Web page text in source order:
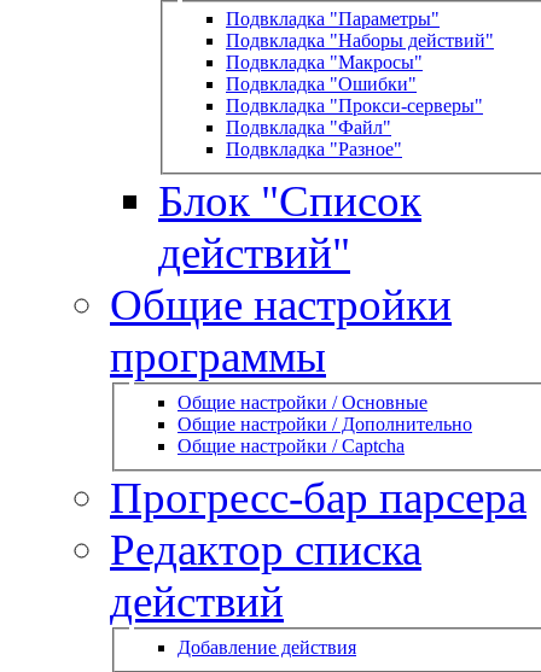
Подвкладка "Параметры"
Подвкладка "Наборы действий"
Подвкладка "Макросы"
Подвкладка "Ошибки"
Подвкладка "Прокси-серверы"
Подвкладка "Файл"
Подвкладка "Разное"
Блок "Список
действий"
Общие настройки
программы
Общие настройки / Основные
Общие настройки / Дополнительно
Общие настройки / Captcha
Прогресс-бар парсера
Редактор списка
действий
Добавление действия